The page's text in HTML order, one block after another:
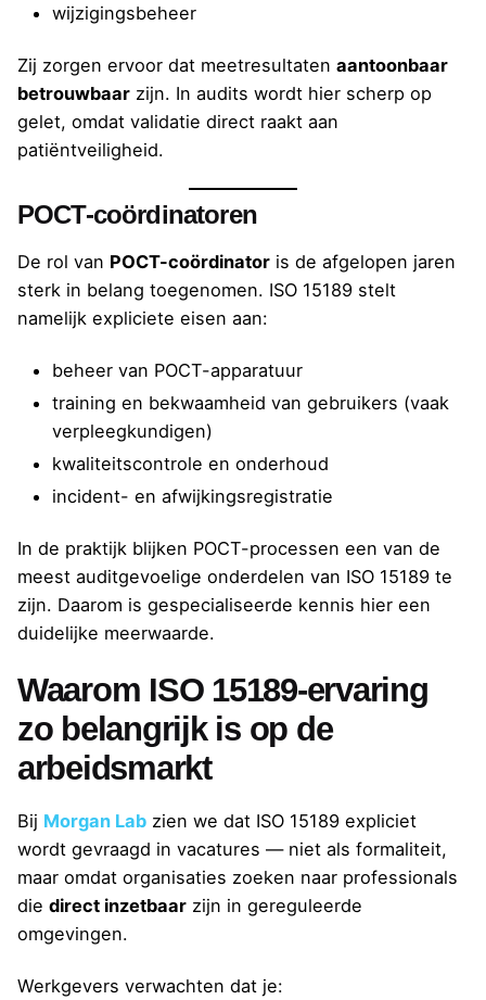
wijzigingsbeheer
Zij zorgen ervoor dat meetresultaten aantoonbaar
betrouwbaar zijn. In audits wordt hier scherp op
gelet, omdat validatie direct raakt aan
patiëntveiligheid.
POCT-coördinatoren
De rol van POCT-coördinator is de afgelopen jaren
sterk in belang toegenomen. ISO 15189 stelt
namelijk expliciete eisen aan:
beheer van POCT-apparatuur
training en bekwaamheid van gebruikers (vaak
verpleegkundigen)
kwaliteitscontrole en onderhoud
incident- en afwijkingsregistratie
In de praktijk blijken POCT-processen een van de
meest auditgevoelige onderdelen van ISO 15189 te
zijn. Daarom is gespecialiseerde kennis hier een
duidelijke meerwaarde.
Waarom ISO 15189-ervaring
zo belangrijk is op de
arbeidsmarkt
Bij Morgan Lab zien we dat ISO 15189 expliciet
wordt gevraagd in vacatures — niet als formaliteit,
maar omdat organisaties zoeken naar professionals
die direct inzetbaar zijn in gereguleerde
omgevingen.
Werkgevers verwachten dat je: